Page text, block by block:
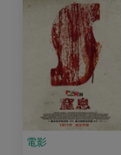
電影